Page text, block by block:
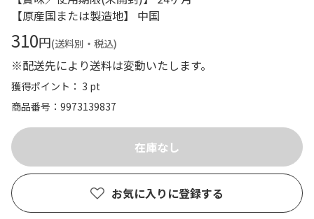
【原産国または製造地】 中国
310円(送料別・税込)
※配送先により送料は変動いたします。
獲得ポイント： 3 pt
商品番号
9973139837
お気に入りに登録する